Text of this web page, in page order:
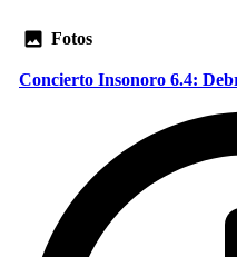
Fotos
Concierto Insonoro 6.4: